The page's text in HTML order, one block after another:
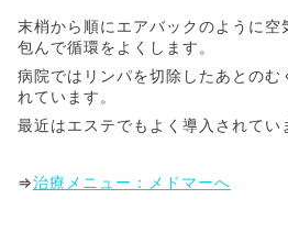
末梢から順にエアバックのように空
包んで循環をよくします。
病院ではリンパを切除したあとのむ
れています。
最近はエステでもよく導入されてい
⇒治療メニュー：メドマーへ